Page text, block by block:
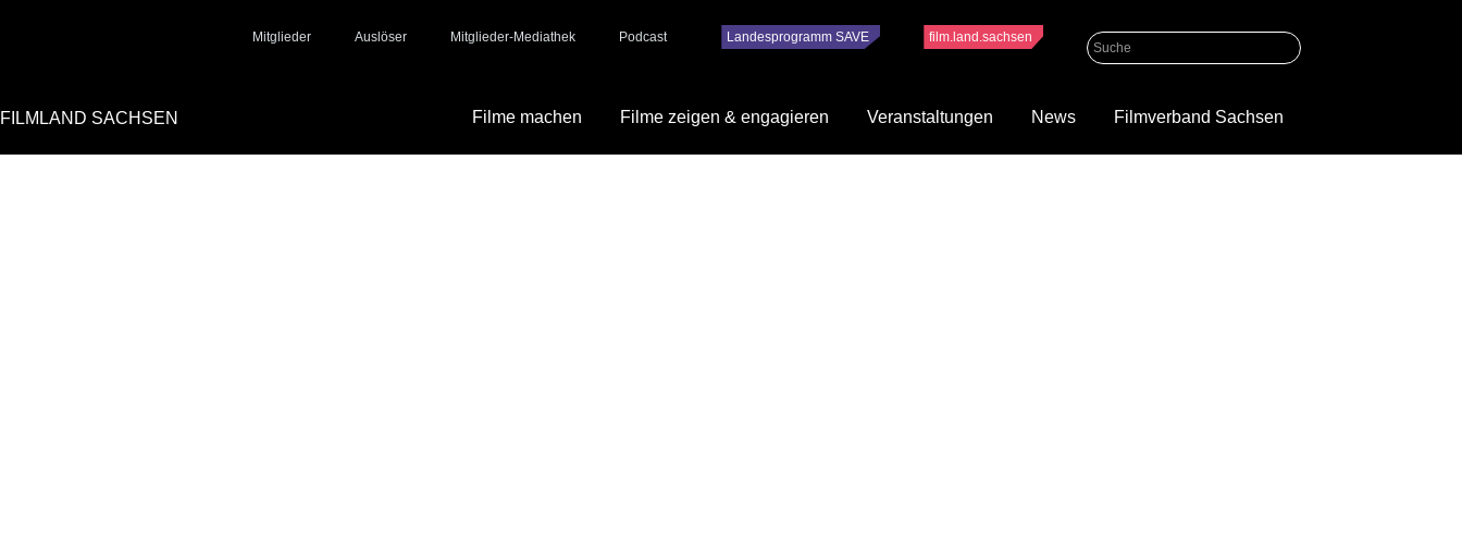
Mitglieder Auslöser Mitglieder-Mediathek Podcast Landesprogramm SAVE film.land.sachsen
FILMLAND SACHSEN Filme machen Filme zeigen & engagieren Veranstaltungen News Filmverband Sachsen